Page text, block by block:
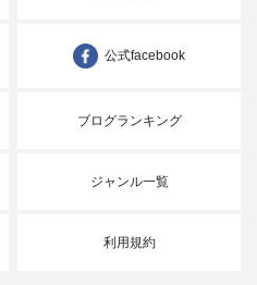
公式facebook
ブログランキング
ジャンル一覧
利用規約